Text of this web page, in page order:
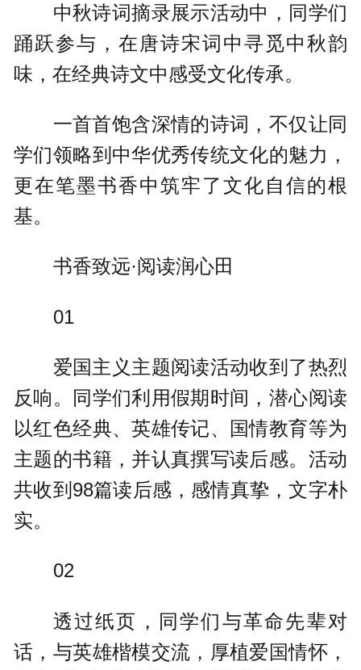
中秋诗词摘录展示活动中，同学们
踊跃参与，在唐诗宋词中寻觅中秋韵
味，在经典诗文中感受文化传承。
一首首饱含深情的诗词，不仅让同
学们领略到中华优秀传统文化的魅力，
更在笔墨书香中筑牢了文化自信的根
基。
书香致远·阅读润心田
01
爱国主义主题阅读活动收到了热烈
反响。同学们利用假期时间，潜心阅读
以红色经典、英雄传记、国情教育等为
主题的书籍，并认真撰写读后感。活动
共收到98篇读后感，感情真挚，文字朴
实。
02
透过纸页，同学们与革命先辈对
话，与英雄楷模交流，厚植爱国情怀，